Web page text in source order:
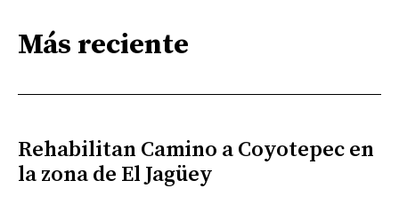
Más reciente
Rehabilitan Camino a Coyotepec en
la zona de El Jagüey